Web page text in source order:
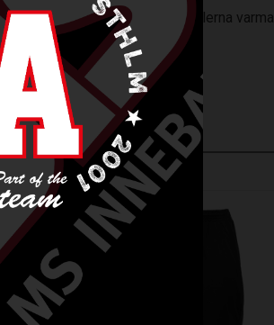
för kvinnor håller musklerna varma